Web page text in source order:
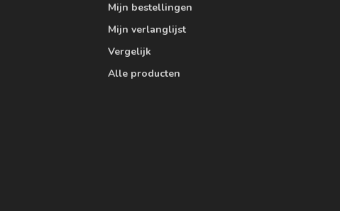
Mijn bestellingen
Mijn verlanglijst
Vergelijk
Alle producten